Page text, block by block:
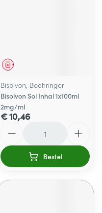
Geneesmiddel
Bisolvon, Boehringer
Bisolvon Sol Inhal 1x100ml
2mg/ml
€ 10,46
Bestel